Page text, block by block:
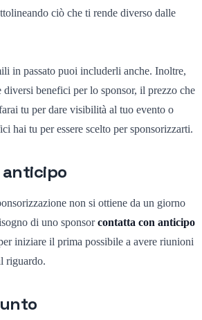
ciò che ti rende diverso dalle
in passato puoi includerli anche. Inoltre,
benefici per lo sponsor, il prezzo che
tu per dare visibilità al tuo evento o
hai tu per essere scelto per sponsorizzarti.
non si ottiene da un giorno
di uno sponsorcontatta con anticipo
iniziare il prima possibile a avere riunioni
riguardo.